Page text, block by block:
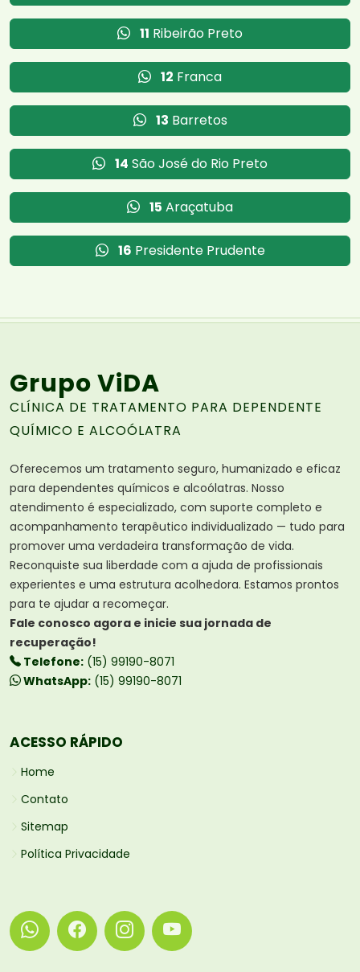
11 Ribeirão Preto
12 Franca
13 Barretos
14 São José do Rio Preto
15 Araçatuba
16 Presidente Prudente
Grupo ViDA
CLÍNICA DE TRATAMENTO PARA DEPENDENTE
QUÍMICO E ALCOÓLATRA
Oferecemos um tratamento seguro, humanizado e eficaz
para dependentes químicos e alcoólatras. Nosso
atendimento é especializado, com suporte completo e
acompanhamento terapêutico individualizado — tudo para
promover uma verdadeira transformação de vida.
Reconquiste sua liberdade com a ajuda de profissionais
experientes e uma estrutura acolhedora. Estamos prontos
para te ajudar a recomeçar.
Fale conosco agora e inicie sua jornada de
recuperação!
Telefone: (15) 99190-8071
WhatsApp: (15) 99190-8071
ACESSO RÁPIDO
Home
Contato
Sitemap
Política Privacidade